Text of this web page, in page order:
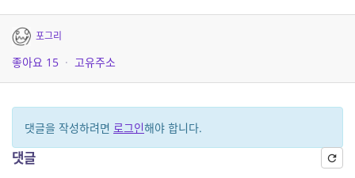
포그리
좋아요 15 · 고유주소
댓글을 작성하려면 로그인해야 합니다.
댓글